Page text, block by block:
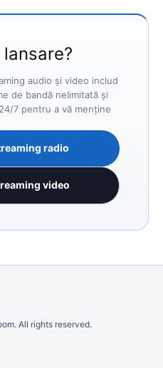
audio și video includ
de bandă nelimitată și
7 pentru a vă menține
radio
video
All rights reserved.